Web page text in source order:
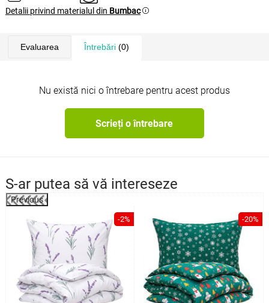
Detalii privind materialul din Bumbac
Evaluarea Întrebări(0)
Nu există nici o întrebare pentru acest produs
Scrieți o întrebare
S-ar putea să vă intereseze
Previous
-2% -20%